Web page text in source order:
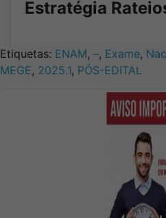
Estratégia
Etiquetas: ENAM, –, Exame,
MEGE, 2025.1, PÓS-EDITAL